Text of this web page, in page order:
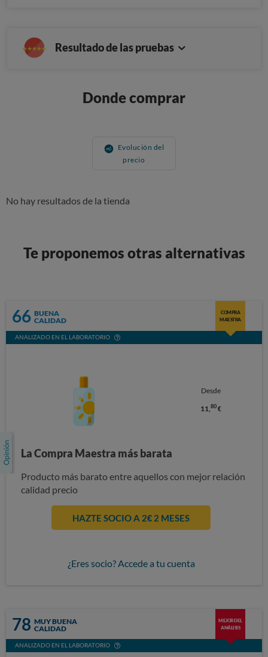
Resultado de las pruebas
Donde comprar
Evolución del
precio
No hay resultados de la tienda
Te proponemos otras alternativas
66 BUENA
CALIDAD
COMPRA
MAESTRA
ANALIZADO EN EL LABORATORIO
Desde
11, 80€
La Compra Maestra más barata
Producto más barato entre aquellos con mejor relación
calidad precio
HAZTE SOCIO A 2€ 2 MESES
¿Eres socio? Accede a tu cuenta
78 MUY BUENA
CALIDAD
MEJOR DEL
ANÁLISIS
ANALIZADO EN EL LABORATORIO